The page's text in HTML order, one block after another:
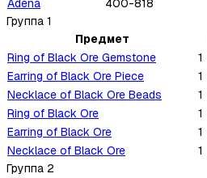
Adena
400-818
Группа 1
Предмет
Ring of Black Ore Gemstone
1
Earring of Black Ore Piece
1
Necklace of Black Ore Beads
1
Ring of Black Ore
1
Earring of Black Ore
1
Necklace of Black Ore
1
Группа 2